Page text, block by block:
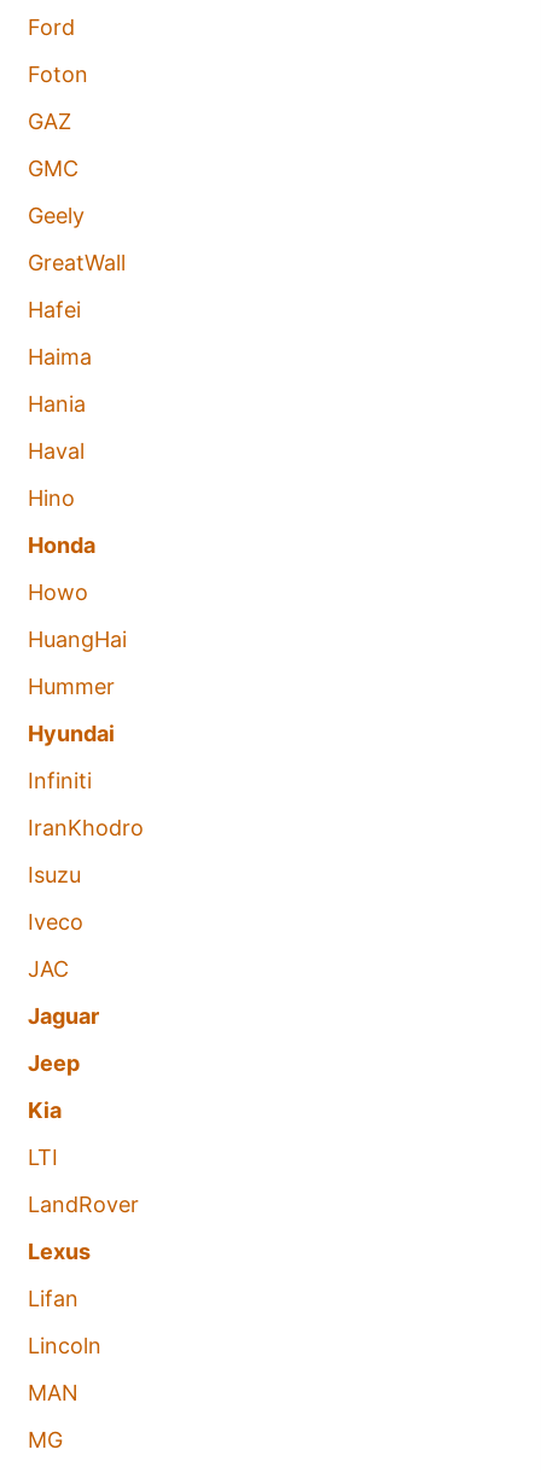
Ford
Foton
GAZ
GMC
Geely
GreatWall
Hafei
Haima
Hania
Haval
Hino
Honda
Howo
HuangHai
Hummer
Hyundai
Infiniti
IranKhodro
Isuzu
Iveco
JAC
Jaguar
Jeep
Kia
LTI
LandRover
Lexus
Lifan
Lincoln
MAN
MG